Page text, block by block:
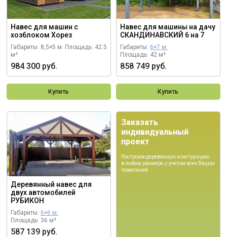
Навес для машин с
хозблоком Хорез
Габариты: 8,5×5 м. Площадь: 42.5
м²
984 300 руб.
Купить
Навес для машины на дачу
СКАНДИНАВСКИЙ 6 на 7
Габариты: 6×7 м.
Площадь: 42 м²
858 749 руб.
Купить
Деревянный навес для
двух автомобилей
РУБИКОН
Габариты: 6×6 м.
Площадь: 36 м²
587 139 руб.
Заказать
индивидуальный
проект
Построим деревянную конструкцию
в любом размере, с учетом всех Ваших
пожеланий